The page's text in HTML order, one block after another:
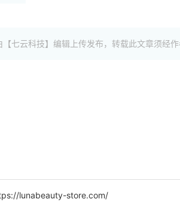
【七云科技】编辑上传发布，转载此文章须经
lunabeauty-store.com/